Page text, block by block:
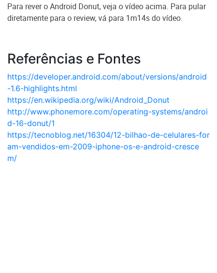
Para rever o Android Donut, veja o vídeo acima. Para pular
diretamente para o review, vá para 1m14s do vídeo.
Referências e Fontes
https://developer.android.com/about/versions/android
-1.6-highlights.html
https://en.wikipedia.org/wiki/Android_Donut
http://www.phonemore.com/operating-systems/androi
d-16-donut/1
https://tecnoblog.net/16304/12-bilhao-de-celulares-for
am-vendidos-em-2009-iphone-os-e-android-cresce
m/